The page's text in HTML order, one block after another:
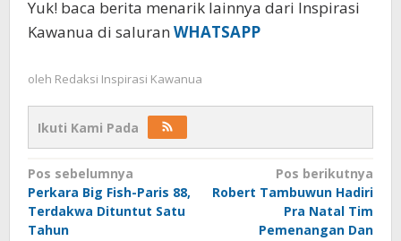
Yuk! baca berita menarik lainnya dari Inspirasi
Kawanua di saluran WHATSAPP
oleh Redaksi Inspirasi Kawanua
Ikuti Kami Pada
Navigasi
pos
Pos sebelumnya
Perkara Big Fish-Paris 88,
Terdakwa Dituntut Satu
Tahun
Pos berikutnya
Robert Tambuwun Hadiri
Pra Natal Tim
Pemenangan Dan